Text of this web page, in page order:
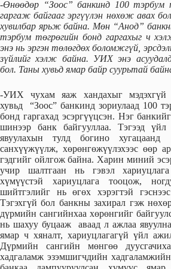
-Өнөөдөр “Зоос” банкинд 100 тэрбум
гаргаж байгааг эргүүлэн нөхөж авах
хувилбар ярьж байна. Мөн “Анод”
тэрбум төгрөгийн бонд гаргахыг ч
энэ нь эргэн төлөгдөх боломжгүй,
зүйлийг хэлж байна. УИХ энэ
бол. Таны хувьд ямар байр суурьтай
-УИХ чухам яаж хандахыг
хувьд “Зоос” банкинд зориулаад 100
бонд гаргахад эсэргүүцсэн. Нэг
шинээр банк байгууллаа. Тэгээд үйл
явуулахын тулд богино
санхүүжүүлж, хөрөнгөжүүлэхээс өөр
гэдгийг ойлгож байна. Харин миний
учир шалтгаан нь гэвэл
хүмүүстэй хариуцлага тооцож,
шийтгэлийг нь өгөх хэрэгтэй
Тэгэхгүй бол банкны захирал гэж
дүрмийн сангийнхаа хөрөнгийг
нь шахуу буцааж аваад л ажлаа
ямар ч хяналт, хариуцлагагүй үйл
Дүрмийн сангийн мөнгөө
хадгаламж эзэмшигчдийн